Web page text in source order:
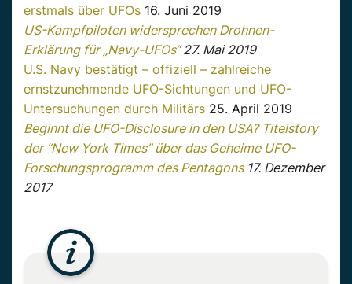
erstmals über UFOs 16. Juni 2019
US-Kampfpiloten widersprechen Drohnen-
Erklärung für „Navy-UFOs“27. Mai 2019
U.S. Navy bestätigt – offiziell – zahlreiche
ernstzunehmende UFO-Sichtungen und UFO-
Untersuchungen durch Militärs 25. April 2019
Beginnt die UFO-Disclosure in den USA? Titelstory
der “New York Times” über das Geheime UFO-
Forschungsprogramm des Pentagons17. Dezember
2017